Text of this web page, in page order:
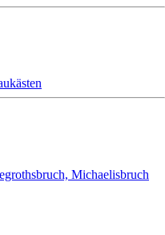
Michaelisbruch